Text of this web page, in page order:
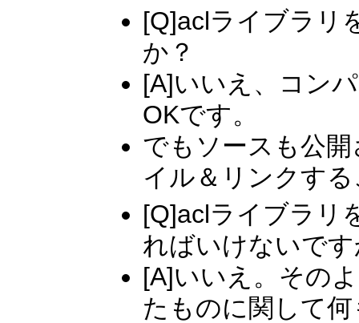
[Q]aclライブラリ
か？
[A]いいえ、コン
OKです。
でもソースも公
イル＆リンクす
[Q]aclライブラリ
ればいけないで
[A]いいえ。その
たものに関して